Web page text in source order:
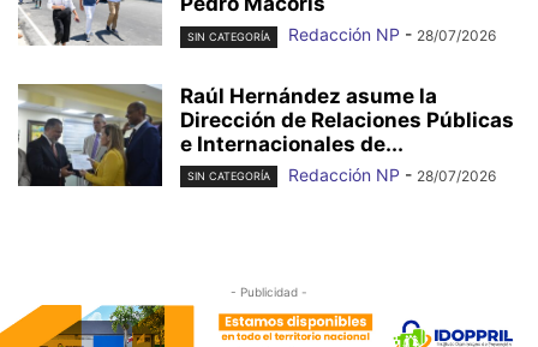
SIN CATEGORÍA Redacción NP - 28/07/2026
Raúl Hernández asume la
Dirección de Relaciones Públicas
e Internacionales de...
SIN CATEGORÍA Redacción NP - 28/07/2026
- Publicidad -